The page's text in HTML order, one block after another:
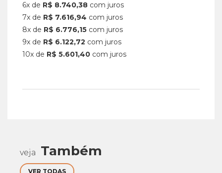
6x de R$ 8.740,38 com juros
7x de R$ 7.616,94 com juros
8x de R$ 6.776,15 com juros
9x de R$ 6.122,72 com juros
10x de R$ 5.601,40 com juros
veja Também
VER TODAS